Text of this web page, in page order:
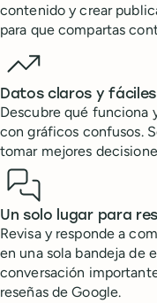
contenido y crear
para que compartas
Datos claros y
Descubre qué funciona
con gráficos confusos.
tomar mejores
Un solo lugar para
Revisa y responde a
en una sola bandeja de
conversación
reseñas de Google.